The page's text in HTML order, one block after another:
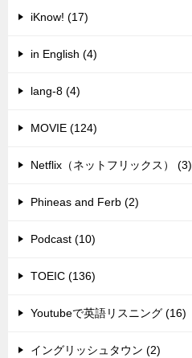
iKnow! (17)
in English (4)
lang-8 (4)
MOVIE (124)
Netflix（ネットフリックス） (3)
Phineas and Ferb (2)
Podcast (10)
TOEIC (136)
Youtubeで英語リスニング (16)
イングリッシュタウン (2)